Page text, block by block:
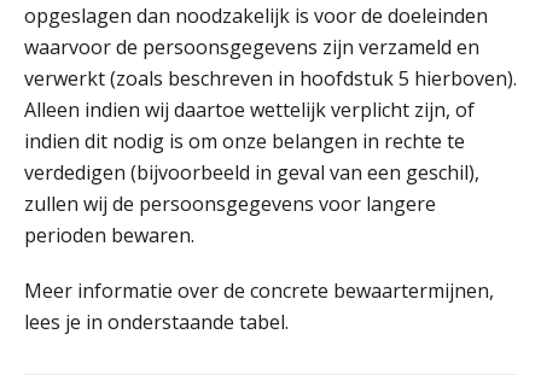
opgeslagen dan noodzakelijk is voor de doeleinden
waarvoor de persoonsgegevens zijn verzameld en
verwerkt (zoals beschreven in hoofdstuk 5 hierboven).
Alleen indien wij daartoe wettelijk verplicht zijn, of
indien dit nodig is om onze belangen in rechte te
verdedigen (bijvoorbeeld in geval van een geschil),
zullen wij de persoonsgegevens voor langere
perioden bewaren.
Meer informatie over de concrete bewaartermijnen,
lees je in onderstaande tabel.
Joep Swinkels